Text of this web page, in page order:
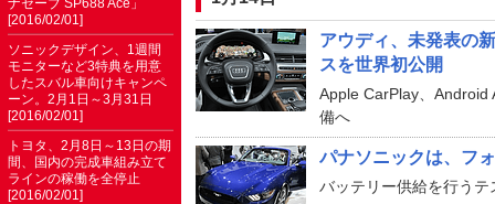
アウディ、未発表の
スを世界初公開
Apple CarPlay、Android
備へ
パナソニックは、フ
バッテリー供給を行う
ナセーブ SP688 Ace」
[2016/02/01]
ソニックデザイン、1週間
モニターなど3特典を用意
したスバル車向けキャンペ
ーン。2月1日～3月31日
[2016/02/01]
トヨタ、2月8日～13日の期
間、国内の完成車組み立て
ラインの稼働を全停止
[2016/02/01]